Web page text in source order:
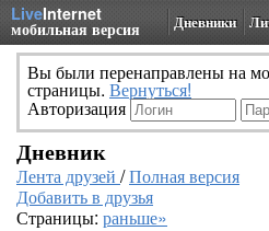
LiveInternet
мобильная версия Дневники
Вы были перенаправлены на
страницы. Вернуться!
Авторизация
Дневник
Лента друзей /Полная версия
Добавить в друзья
Страницы: раньше»